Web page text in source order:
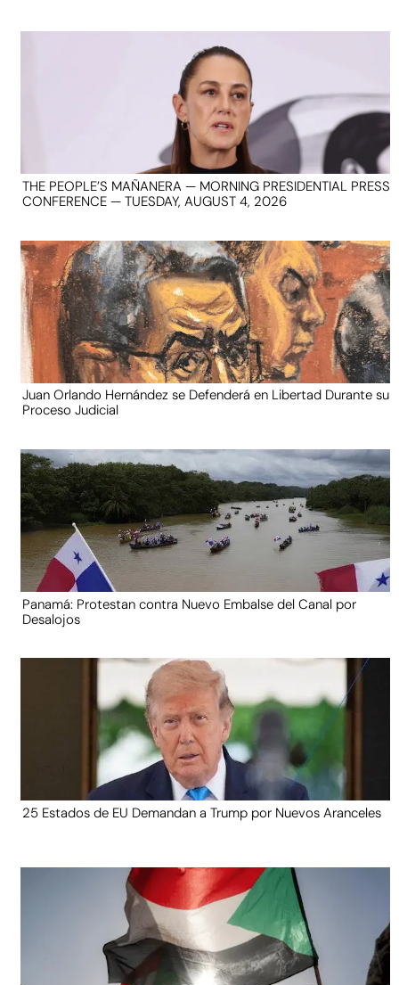
THE PEOPLE’S MAÑANERA — MORNING PRESIDENTIAL PRESS
CONFERENCE — TUESDAY, AUGUST 4, 2026
Juan Orlando Hernández se Defenderá en Libertad Durante su
Proceso Judicial
Panamá: Protestan contra Nuevo Embalse del Canal por
Desalojos
25 Estados de EU Demandan a Trump por Nuevos Aranceles